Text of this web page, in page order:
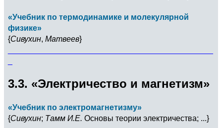
«Учебник по термодинамике и молекулярной
физике»
{Сивухин, Матвеев}
3.3. «Электричество и магнетизм»
«Учебник по электромагнетизму»
{Сивухин; Тамм И.Е. Основы теории электричества; ...}